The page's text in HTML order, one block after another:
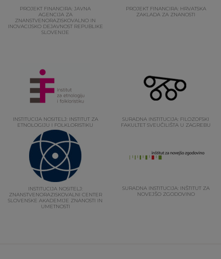
PROJEKT FINANCIRA: JAVNA
AGENCIJA ZA
ZNANSTVENORAZISKOVALNO IN
INOVACIJSKO DEJAVNOST REPUBLIKE
SLOVENIJE
PROJEKT FINANCIRA: HRVATSKA
ZAKLADA ZA ZNANOSTI
INSTITUCIJA NOSITELJ: INSTITUT ZA
ETNOLOGIJU I FOLKLORISTIKU
SURADNA INSTITUCIJA: FILOZOFSKI
FAKULTET SVEUČILIŠTA U ZAGREBU
INSTITUCIJA NOSITELJ:
ZNANSTVENORAZISKOVALNI CENTER
SLOVENSKE AKADEMIJE ZNANOSTI IN
UMETNOSTI
SURADNA INSTITUCIJA: INŠTITUT ZA
NOVEJŠO ZGODOVINO